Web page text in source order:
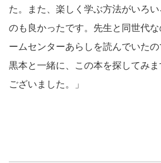
た。また、楽しく学ぶ方法がいろ
のも良かったです。先生と同世代
ームセンターあらしを読んでいた
黒本と一緒に、この本を探してみ
ございました。」